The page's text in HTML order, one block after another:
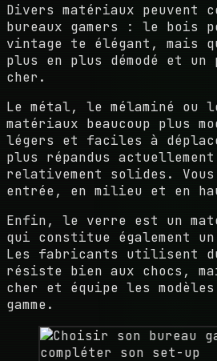
Divers matériaux peuvent
bureaux gamers : le bois
vintage te élégant, mais
plus en plus démodé et
cher.
Le métal, le mélaminé ou
matériaux beaucoup plus
légers et faciles à
plus répandus
relativement solides.
entrée, en milieu et en
Enfin, le verre est un
qui constitue également un
Les fabricants utilisent
résiste bien aux chocs,
cher et équipe les
gamme.